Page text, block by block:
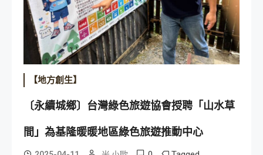
【地方創生】
〔永續城鄉〕台灣綠色旅遊協會授聘「山水草
間」為基隆暖暖地區綠色旅遊推動中心